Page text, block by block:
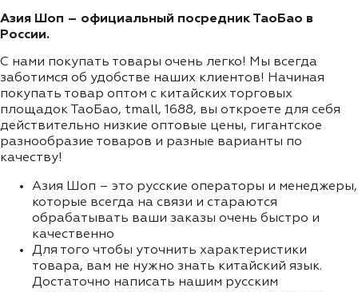
Азия Шоп – официальный посредник ТаоБао в
России.
С нами покупать товары очень легко! Мы всегда
заботимся об удобстве наших клиентов! Начиная
покупать товар оптом с китайских торговых
площадок ТаоБао, tmall, 1688, вы откроете для себя
действительно низкие оптовые цены, гигантское
разнообразие товаров и разные варианты по
качеству!
Азия Шоп – это русские операторы и менеджеры,
которые всегда на связи и стараются
обрабатывать ваши заказы очень быстро и
качественно
Для того чтобы уточнить характеристики
товара, вам не нужно знать китайский язык.
Достаточно написать нашим русским